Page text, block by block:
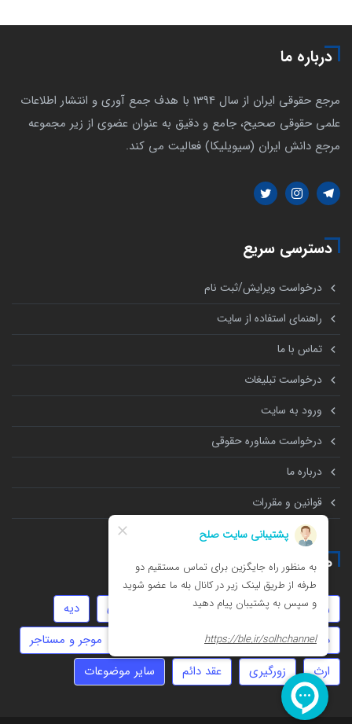
درباره ما
مرجع حقوقی ایران از سال 1394 با هدف جمع آوری و انتشار اطلاعات
علمی حقوقی صحیح، جامع و دقیق به عنوان عضوی از زیر مجموعه
مرجع دانش ایران (سیویلیکا) فعالیت می کند.
دسترسی سریع
درخواست ویرایش/ثبت نام
راهنمای استفاده از سایت
تماس با ما
درخواست تبلیغات
ورود به سایت
درخواست مشاوره حقوقی
درباره ما
قوانین و مقررات
همه چیز درباره
روابط نامشروع عقد موقت کلاهبرداری
دیه
داوری
املاک مهریه
موجر و مستاجر
ارث
زورگیری عقد دائم سایر موضوعات